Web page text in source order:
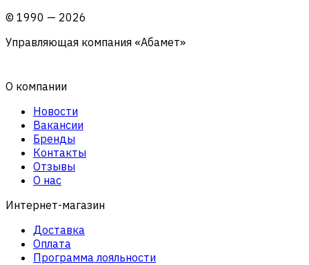
© 1990 — 2026
Управляющая компания «Абамет»
О компании
Новости
Вакансии
Бренды
Контакты
Отзывы
О нас
Интернет-магазин
Доставка
Оплата
Программа лояльности